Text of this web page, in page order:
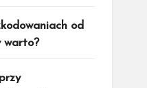
od
warto?